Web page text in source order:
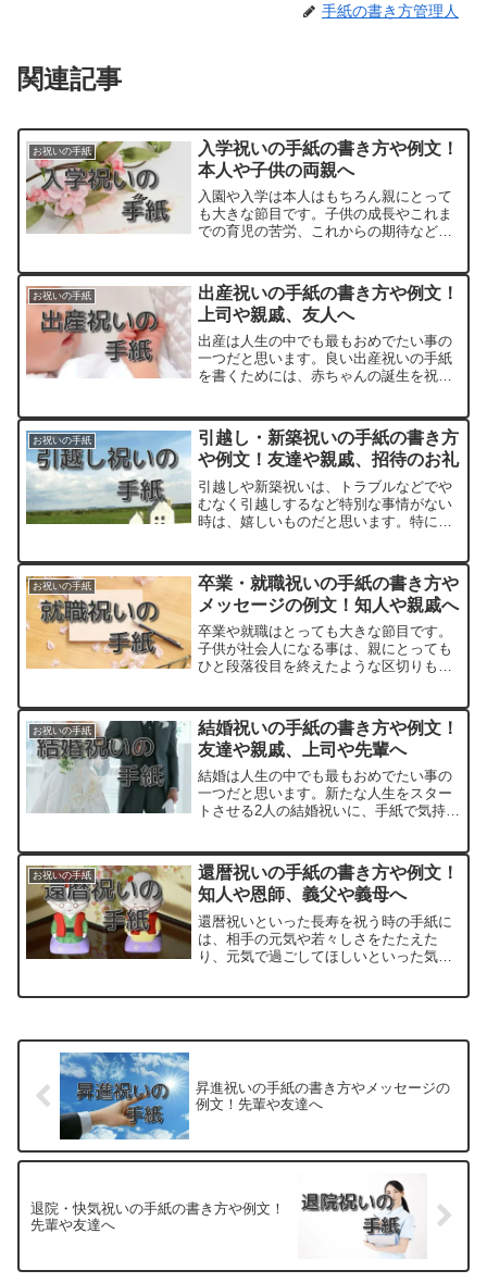
手紙の書き方管理人
関連記事
お祝いの手紙
入学祝いの手紙の書き方や例文！
本人や子供の両親へ
入園や入学は本人はもちろん親にとって
も大きな節目です。子供の成長やこれま
での育児の苦労、これからの期待などを
る手紙にするために、入学祝いの手紙の
書き方や例文をまとめまし...
お祝いの手紙
出産祝いの手紙の書き方や例文！
上司や親戚、友人へ
出産は人生の中でも最もおめでたい事の
一つだと思います。良い出産祝いの手紙
を書くためには、赤ちゃんの誕生を祝福
紙の書き方とともに、上司や親戚、友人
にあてた例文も作ってみま...
お祝いの手紙
引越し・新築祝いの手紙の書き方
や例文！友達や親戚、招待のお礼
引越しや新築祝いは、トラブルなどでや
むなく引越しするなど特別な事情がない
時は、嬉しいものだと思います。特に新
居を褒める言葉や、相手の満足を思いや
る言葉も必要となるでしょ...
お祝いの手紙
卒業・就職祝いの手紙の書き方や
メッセージの例文！知人や親戚へ
卒業や就職はとっても大きな節目です。
子供が社会人になる事は、親にとっても
ひと段落役目を終えたような区切りもあ
葉も入れたいものです。本人へは社会人
としての自覚や責任、そし...
お祝いの手紙
結婚祝いの手紙の書き方や例文！
友達や親戚、上司や先輩へ
結婚は人生の中でも最もおめでたい事の
一つだと思います。新たな人生をスター
トさせる2人の結婚祝いに、手紙で気持ち
門出を祝福したり今後の幸せを願う気持
ちを素直に伝えること...
お祝いの手紙
還暦祝いの手紙の書き方や例文！
知人や恩師、義父や義母へ
還暦祝いといった長寿を祝う時の手紙に
は、相手の元気や若々しさをたたえた
り、元気で過ごしてほしいといった気持
昇進祝いの手紙の書き方やメッセージの
例文！先輩や友達へ
退院・快気祝いの手紙の書き方や例文！
先輩や友達へ